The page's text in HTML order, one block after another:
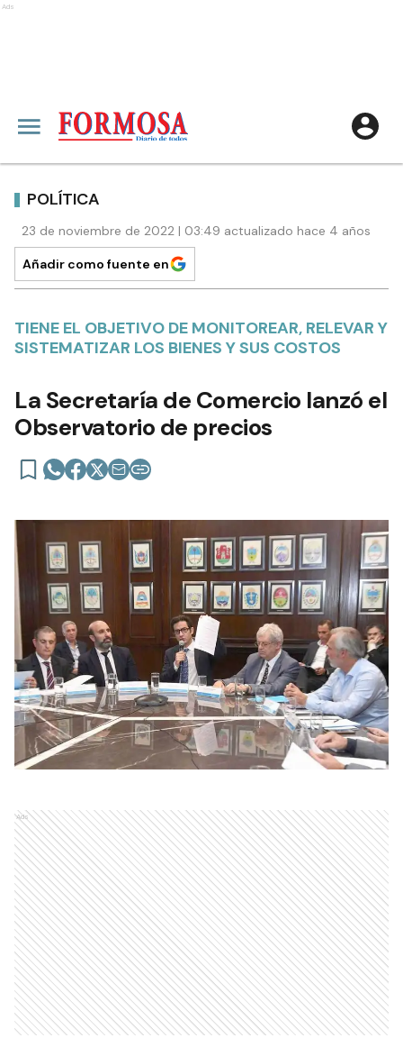
Ads
POLÍTICA
23 de noviembre de 2022 | 03:49 actualizado hace 4 años
Añadir como fuente en
TIENE EL OBJETIVO DE MONITOREAR, RELEVAR Y
SISTEMATIZAR LOS BIENES Y SUS COSTOS
La Secretaría de Comercio lanzó el
Observatorio de precios
Ads